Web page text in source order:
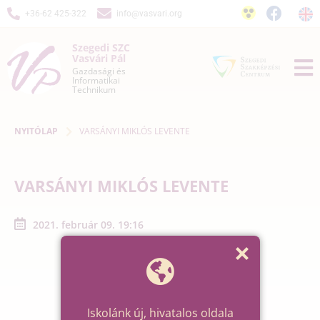
+36-62 425-322 info@vasvari.org
Szegedi SZC
Vasvári Pál
Gazdasági és
Informatikai
Technikum
NYITÓLAP VARSÁNYI MIKLÓS LEVENTE
VARSÁNYI MIKLÓS LEVENTE
2021. február 09. 19:16
Iskolánk új, hivatalos oldala